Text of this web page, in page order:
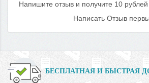
Напишите отзыв и получите 10
Написать Отзыв
БЕСПЛАТНАЯ И БЫСТРАЯ